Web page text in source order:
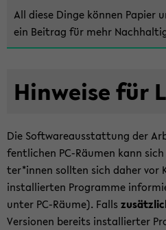
seln
All diese Dinge kön­nen Pa­pier
ein Bei­trag für mehr
Hin­wei­se für
Die Soft­ware­aus­stat­tung der
fent­li­chen PC-​Räumen kann
ter*innen soll­ten sich daher vor
in­stal­lier­ten Pro­gram­me
unter PC-​Räume). Falls
Ver­sio­nen be­reits in­stal­lier­ter